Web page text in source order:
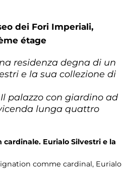
dei Fori Imperiali,
étage
residenza degna di un
e la sua collezione di
palazzo con giardino ad
lunga quattro
Eurialo Silvestri e la
comme cardinal, Eurialo